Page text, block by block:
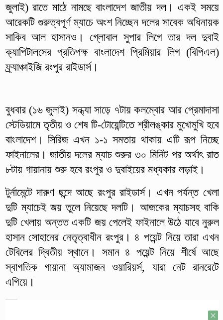
জুলাই) রাতে মাঠে নামছে বাংলাদেশ জাতীয় দল। একই সময়ে
আরেকটি গুরুত্বপূর্ণ ম্যাচে অংশ নিচ্ছেন দলের সাবেক অধিনায়ক
সাকিব আল হাসানও। গ্লোবাল সুপার লিগে তার দল দুবাই
ক্যাপিটালসের প্রতিপক্ষ বাংলাদেশ প্রিমিয়ার লিগ (বিপিএল)
ফ্র্যাঞ্চাইজি রংপুর রাইডার্স।
বুধবার (১৬ জুলাই) সন্ধ্যা সাড়ে ৭টায় কলম্বোর আর প্রেমাদাসা
স্টেডিয়ামে তৃতীয় ও শেষ টি-টোয়েন্টিতে শ্রীলঙ্কার মুখোমুখি হবে
বাংলাদেশ। সিরিজ এখন ১-১ সমতায় থাকায় এটি রূপ নিচ্ছে
ফাইনালের। জাতীয় দলের ম্যাচ শুরুর ৩০ মিনিট পর অর্থাৎ রাত
৮টায় গায়ানায় শুরু হবে রংপুর ও দুবাইয়ের মধ্যকার লড়াই।
টুর্নামেন্টে দারুণ ছন্দে আছে রংপুর রাইডার্স। এখন পর্যন্ত খেলা
দুটি ম্যাচেই জয় তুলে নিয়েছে দলটি। আজকের ম্যাচসহ বাকি
দুটি খেলায় অন্তত একটি জয় পেলেই ফাইনালে উঠে যাবে নুরুল
হাসান সোহানের নেতৃত্বাধীন রংপুর। ৪ পয়েন্ট নিয়ে তারা এখন
টেবিলের দ্বিতীয় স্থানে। সমান ৪ পয়েন্ট নিয়ে শীর্ষে আছে
স্বাগতিক গায়ানা অ্যামাজন ওয়ারিয়র্স, যারা নেট রানরেটে
এগিয়ে।